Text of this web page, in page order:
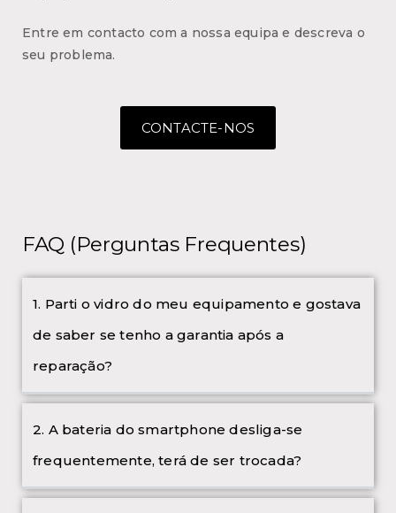
Entre em contacto com a nossa equipa e descreva o
seu problema.
CONTACTE-NOS
FAQ (Perguntas Frequentes)
1. Parti o vidro do meu equipamento e gostava
de saber se tenho a garantia após a
reparação?
2. A bateria do smartphone desliga-se
frequentemente, terá de ser trocada?